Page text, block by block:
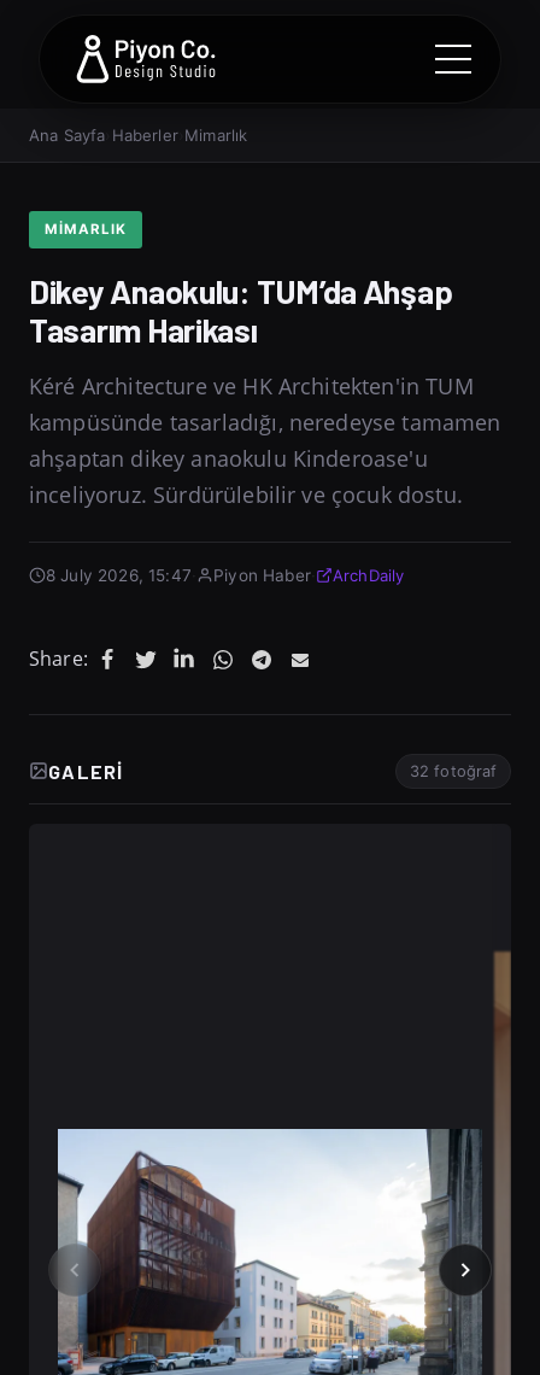
Ana Sayfa Haberler› Mimarlık
MIMARLIK
Dikey Anaokulu: TUM’da Ahşap
Tasarım Harikası
Kéré Architecture ve HK Architekten'in TUM
kampüsünde tasarladığı, neredeyse tamamen
ahşaptan dikey anaokulu Kinderoase'u
inceliyoruz. Sürdürülebilir ve çocuk dostu.
8 July 2026, 15:47 Piyon Haber· ArchDaily
Share:
GALERI 32 fotoğraf